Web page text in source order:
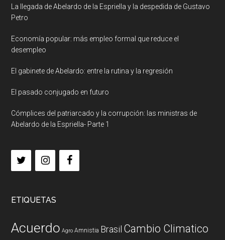
La llegada de Abelardo de la Espriella y la despedida de Gustavo
Petro
Economía popular: más empleo formal que reduce el
desempleo
El gabinete de Abelardo: entre la rutina y la regresión
El pasado conjugado en futuro
Cómplices del patriarcado y la corrupción: las ministras de
Abelardo de la Espriella- Parte 1
ETIQUETAS
Acuerdo Agro Amnistia Brasil Cambio Climatico